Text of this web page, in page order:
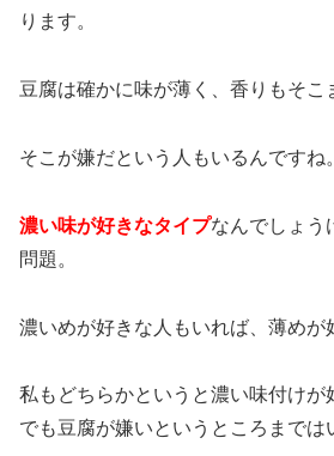
ります。
豆腐は確かに味が薄く、香りもそこ
そこが嫌だという人もいるんですね。
濃い味が好きなタイプなんでしょう
問題。
濃いめが好きな人もいれば、薄めが
私もどちらかというと濃い味付けが
でも豆腐が嫌いというところまでは